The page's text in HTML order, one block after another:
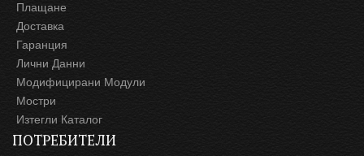
Плащане
Доставка
Гаранция
Лични Данни
Модифицирани Модули
Мостри
Изтегли Каталог
ПОТРЕБИТЕЛИ